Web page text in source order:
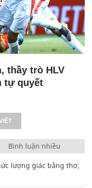
thầy trò HLV
tự quyết
Bình luận nhiều
lượng giác bằng thơ,